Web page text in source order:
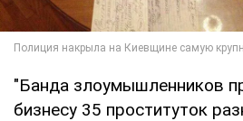
"Банда злоумышленников
бизнесу 35 проституток